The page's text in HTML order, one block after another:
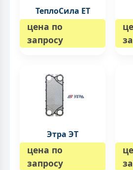
ТеплоСила ET
цена по
запросу
Этра ЭТ
цена по
запросу